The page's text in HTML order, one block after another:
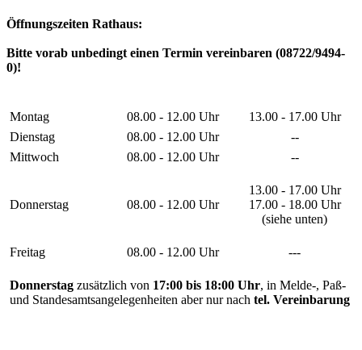
Öffnungszeiten Rathaus:
Bitte vorab unbedingt einen Termin vereinbaren (08722/9494-
0)!
Montag 08.00 - 12.00 Uhr
13.00 - 17.00 Uhr
Dienstag
08.00 - 12.00 Uhr
--
Mittwoch
08.00 - 12.00 Uhr --
Donnerstag 08.00 - 12.00 Uhr
13.00 - 17.00 Uhr
17.00 - 18.00 Uhr
(siehe unten)
Freitag 08.00 - 12.00 Uhr ---
Donnerstag zusätzlich von 17:00 bis 18:00 Uhr, in Melde-, Paß-
und Standesamtsangelegenheiten aber nur nach tel. Vereinbarung